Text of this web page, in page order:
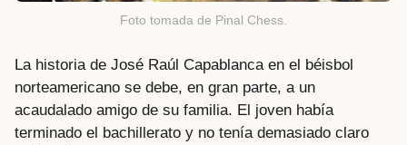
Foto tomada de Pinal Chess.
La historia de José Raúl Capablanca en el béisbol
norteamericano se debe, en gran parte, a un
acaudalado amigo de su familia. El joven había
terminado el bachillerato y no tenía demasiado claro